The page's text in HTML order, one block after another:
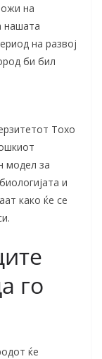
на
нашата
на развој
би бил
Тохо
модел за
и
како ќе се
го
ќе